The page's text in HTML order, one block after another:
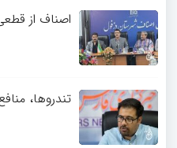
اصناف از
تندروها،